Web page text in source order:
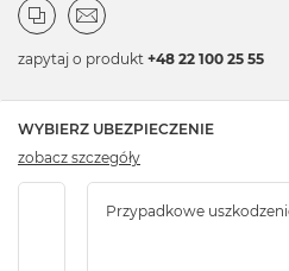
zapytaj o produkt +48 22 100 25 55
WYBIERZ UBEZPIECZENIE
Przypadkowe
zobacz szczegóły